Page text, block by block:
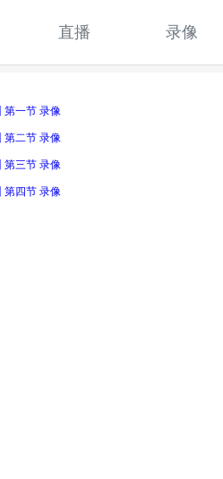
直播 录像
第一节 录像
第二节 录像
第三节 录像
第四节 录像